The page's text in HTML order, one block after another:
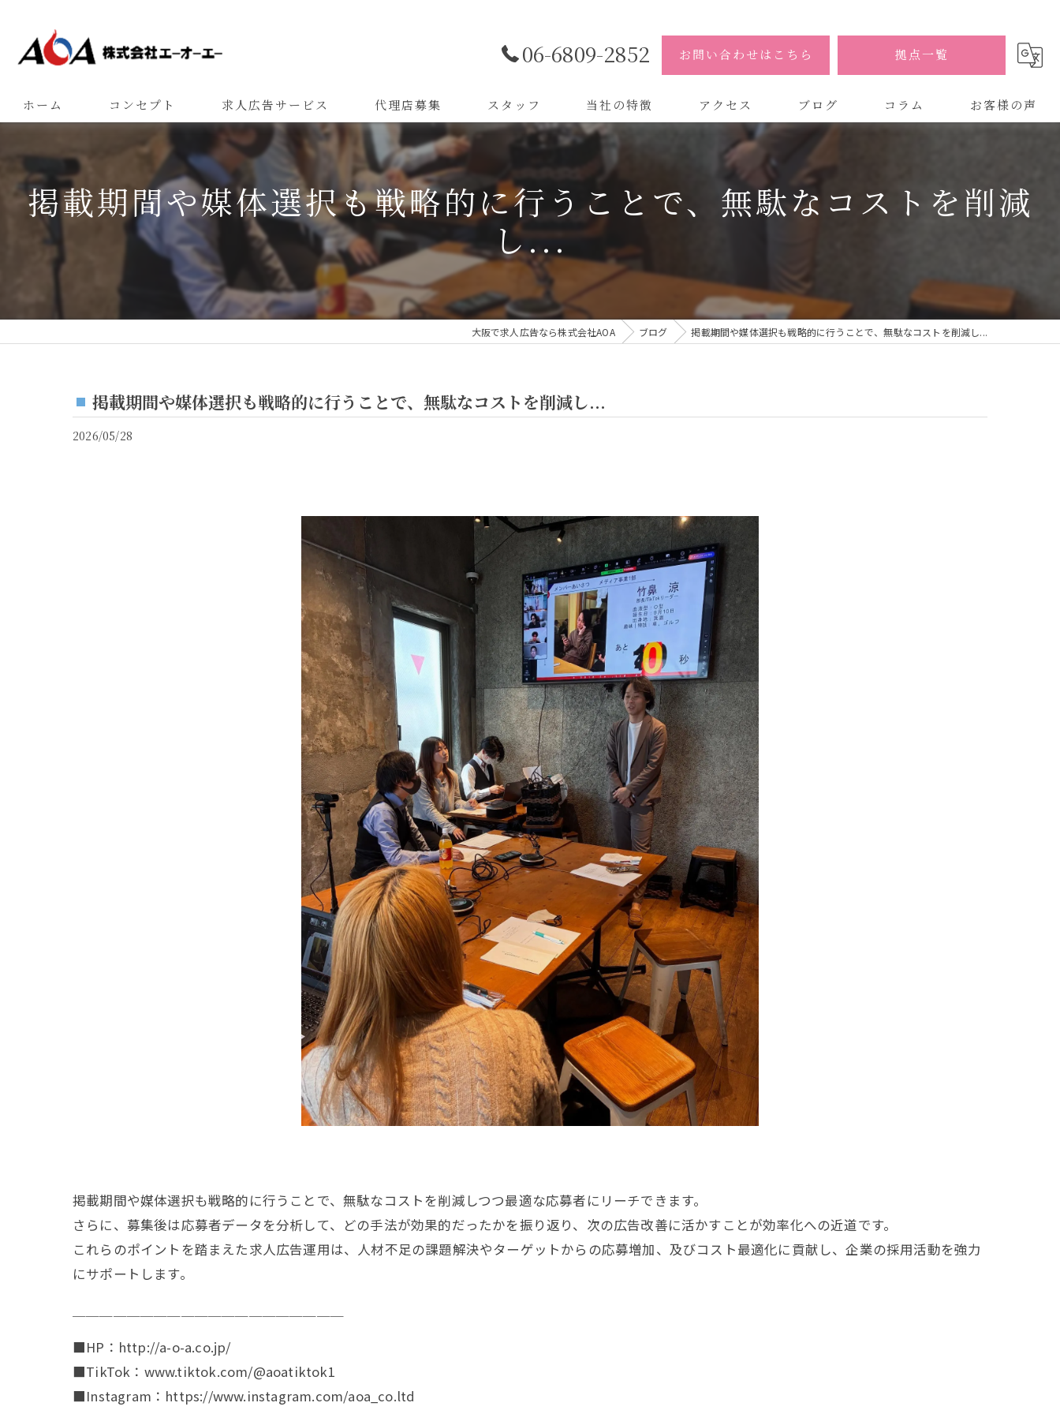
06-6809-2852 お問い合わせはこちら 拠点一覧
ホーム コンセプト 求人広告サービス 代理店募集 スタッフ 当社の特徴
制作
会社
デザイン
アクセス
株式会社AOA
株式会社AOA 東京 渋谷オフィス
ブログ コラム お客様の声
掲載期間や媒体選択も戦略的に行うことで、無駄なコストを削減
し...
大阪で求人広告なら株式会社AOA ブログ 掲載期間や媒体選択も戦略的に行うことで、無駄なコストを削減し...
掲載期間や媒体選択も戦略的に行うことで、無駄なコストを削減し...
2026/05/28
掲載期間や媒体選択も戦略的に行うことで、無駄なコストを削減しつつ最適な応募者にリーチできます。
さらに、募集後は応募者データを分析して、どの手法が効果的だったかを振り返り、次の広告改善に活かすことが効率化への近道です。
これらのポイントを踏まえた求人広告運用は、人材不足の課題解決やターゲットからの応募増加、及びコスト最適化に貢献し、企業の採用活動を強力
にサポートします。
￣￣￣￣￣￣￣￣￣￣￣￣￣￣￣￣￣￣￣￣
■HP：http://a-o-a.co.jp/
■TikTok：www.tiktok.com/@aoatiktok1
■Instagram：https://www.instagram.com/aoa_co.ltd